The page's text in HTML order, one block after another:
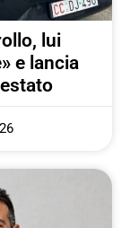
lui
e lancia